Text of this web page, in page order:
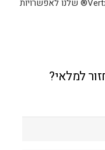
חבר עם כל אחד מהתיקים והחבילות של Vertx® שלנו לאפשרויות
למלאי?